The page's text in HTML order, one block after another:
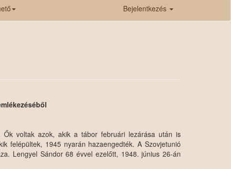
Bejelentkezés
voltak azok, akik a tábor februári lezárása után is
felépültek, 1945 nyarán hazaengedték. A Szovjetunió
Lengyel Sándor 68 évvel ezelőtt, 1948. június 26-án